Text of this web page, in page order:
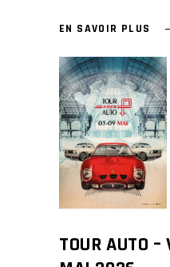
EN SAVOIR PLUS
TOUR AUTO